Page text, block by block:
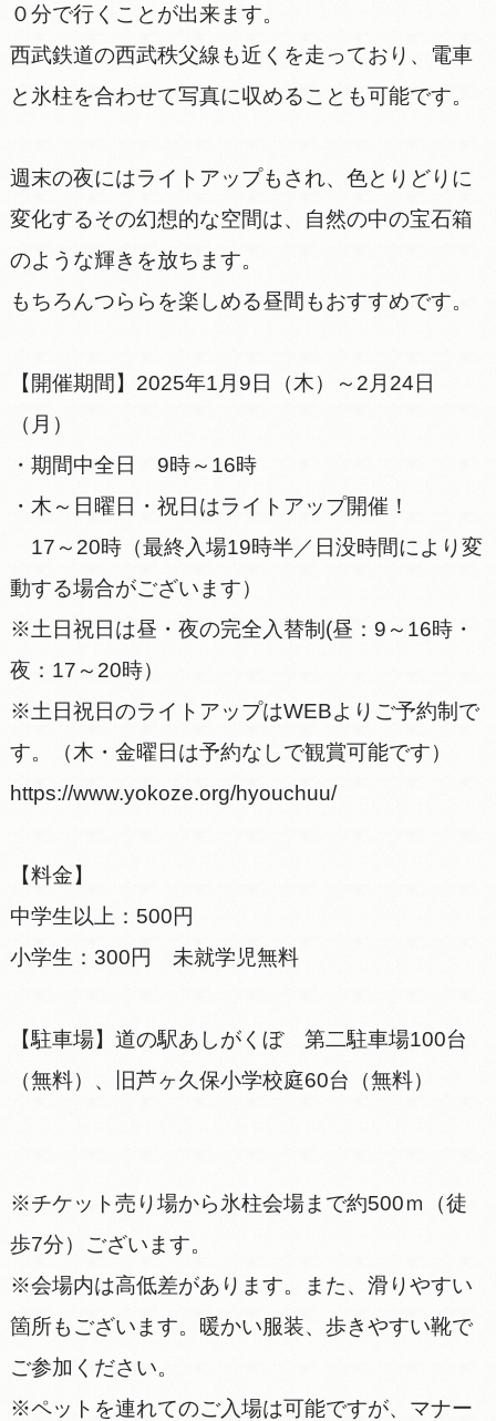
０分で行くことが出来ます。
西武鉄道の西武秩父線も近くを走っており、電車
と氷柱を合わせて写真に収めることも可能です。
週末の夜にはライトアップもされ、色とりどりに
変化するその幻想的な空間は、自然の中の宝石箱
のような輝きを放ちます。
もちろんつららを楽しめる昼間もおすすめです。
【開催期間】2025年1月9日（木）～2月24日
（月）
・期間中全日 9時～16時
・木～日曜日・祝日はライトアップ開催！
17～20時（最終入場19時半／日没時間により変
動する場合がございます）
※土日祝日は昼・夜の完全入替制(昼：9～16時・
夜：17～20時）
※土日祝日のライトアップはWEBよりご予約制で
す。（木・金曜日は予約なしで観賞可能です）
https://www.yokoze.org/hyouchuu/
【料金】
中学生以上：500円
小学生：300円 未就学児無料
【駐車場】道の駅あしがくぼ 第二駐車場100台
（無料）、旧芦ヶ久保小学校庭60台（無料）
※チケット売り場から氷柱会場まで約500ｍ（徒
歩7分）ございます。
※会場内は高低差があります。また、滑りやすい
箇所もございます。暖かい服装、歩きやすい靴で
ご参加ください。
※ペットを連れてのご入場は可能ですが、マナー